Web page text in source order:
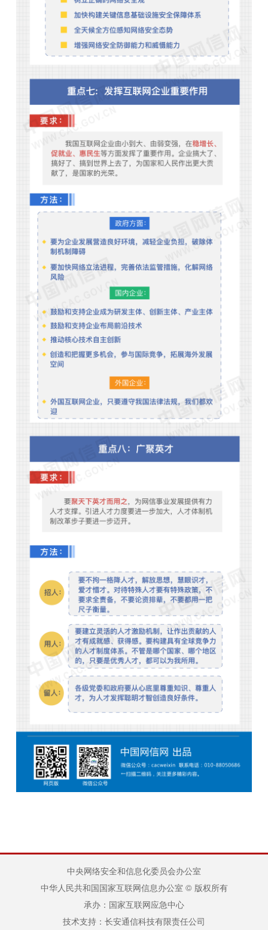
中央网络安全和信息化委员会办公室
中华人民共和国国家互联网信息办公室 © 版权所有
承办：国家互联网应急中心
技术支持：长安通信科技有限责任公司